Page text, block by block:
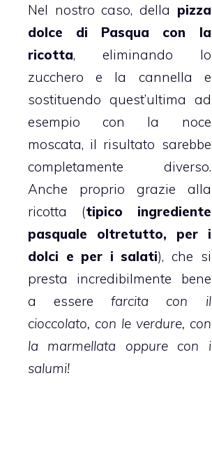
Nel nostro caso, della pizza
dolce di Pasqua con la
ricotta, eliminando lo
zucchero e la cannella e
sostituendo quest’ultima ad
esempio con la noce
moscata, il risultato sarebbe
completamente diverso.
Anche proprio grazie alla
ricotta (tipico ingrediente
pasquale oltretutto, per i
dolci e per i salati), che si
presta incredibilmente bene
a esserefarcita con il
cioccolato, con le verdure, con
la marmellata oppure con i
salumi!